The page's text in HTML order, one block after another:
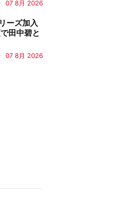
07 8月 2026
ーズ加入
田中碧と
07 8月 2026